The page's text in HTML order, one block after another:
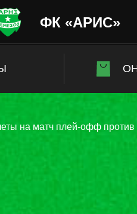
ФК «АРИС»
на матч плей-офф